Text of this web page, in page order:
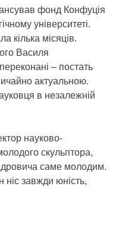
фонд Конфуція
університеті.
кілька місяців.
Василя
– постать
актуальною.
в незалежній
науково-
скульптора,
саме молодим.
ніс завжди юність,